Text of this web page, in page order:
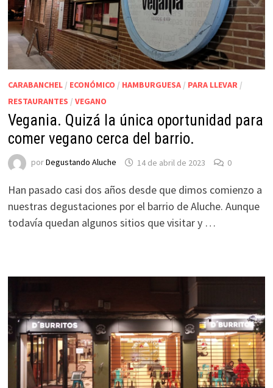
CARABANCHEL/ ECONÓMICO / HAMBURGUESA/ PARA LLEVAR/
RESTAURANTES / VEGANO
Vegania. Quizá la única oportunidad para
comer vegano cerca del barrio.
porDegustando Aluche 14 de abril de 2023 0
Han pasado casi dos años desde que dimos comienzo a
nuestras degustaciones por el barrio de Aluche. Aunque
todavía quedan algunos sitios que visitar y …